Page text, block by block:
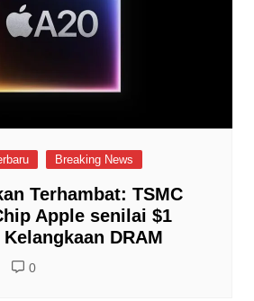
Breaking News
Terhambat: TSMC
Apple senilai $1
DRAM
0